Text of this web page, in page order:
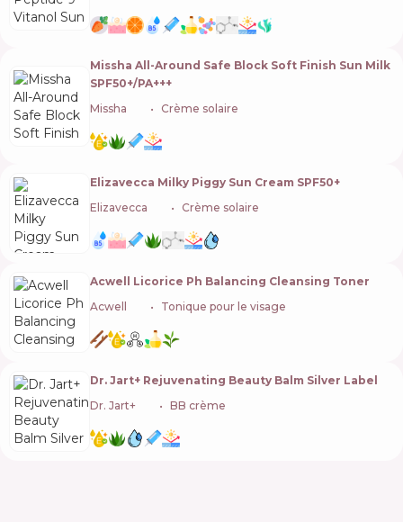
Missha All-Around Safe Block Soft Finish Sun Milk
SPF50+/PA+++
Missha
Crème solaire
Elizavecca Milky Piggy Sun Cream SPF50+
Elizavecca
Crème solaire
Acwell Licorice Ph Balancing Cleansing Toner
Acwell
Tonique pour le visage
Dr. Jart+ Rejuvenating Beauty Balm Silver Label
Dr. Jart+
BB crème